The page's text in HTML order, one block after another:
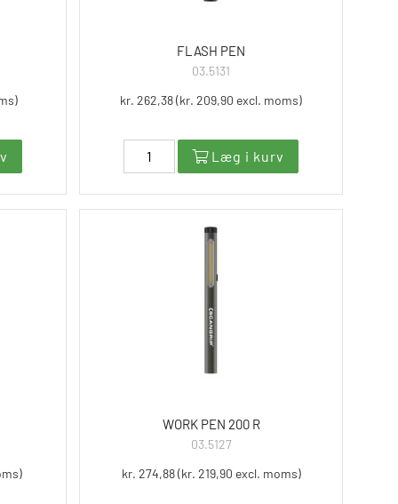
FLASH PEN
03.5131
kr. 262,38 (kr. 209,90 excl. moms)
Læg i kurv
WORK PEN 200 R
03.5127
kr. 274,88 (kr. 219,90 excl. moms)